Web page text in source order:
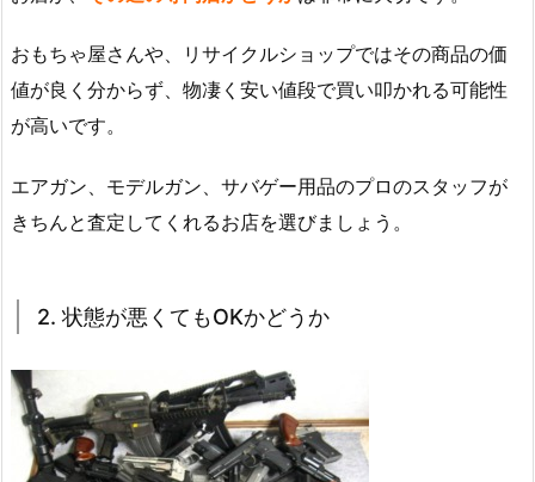
おもちゃ屋さんや、リサイクルショップではその商品の価
値が良く分からず、物凄く安い値段で買い叩かれる可能性
が高いです。
エアガン、モデルガン、サバゲー用品のプロのスタッフが
きちんと査定してくれるお店を選びましょう。
2. 状態が悪くてもOKかどうか